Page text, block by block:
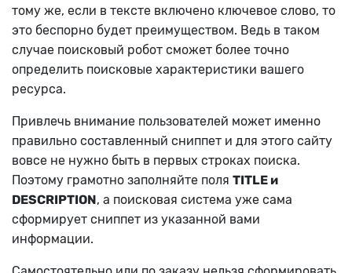
тому же, если в тексте включено ключевое слово, то
это беспорно будет преимуществом. Ведь в таком
случае поисковый робот сможет более точно
определить поисковые характеристики вашего
ресурса.
Привлечь внимание пользователей может именно
правильно составленный сниппет и для этого сайту
вовсе не нужно быть в первых строках поиска.
Поэтому грамотно заполняйте поля TITLE и
DESCRIPTION, а поисковая система уже сама
сформирует сниппет из указанной вами
информации.